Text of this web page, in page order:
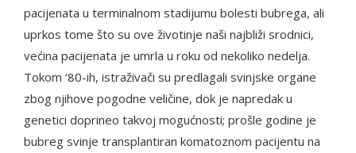
pacijenata u terminalnom stadijumu bolesti bubrega, ali
uprkos tome što su ove životinje naši najbliži srodnici,
većina pacijenata je umrla u roku od nekoliko nedelja.
Tokom ‘80-ih, istraživači su predlagali svinjske organe
zbog njihove pogodne veličine, dok je napredak u
genetici doprineo takvoj mogućnosti; prošle godine je
bubreg svinje transplantiran komatoznom pacijentu na